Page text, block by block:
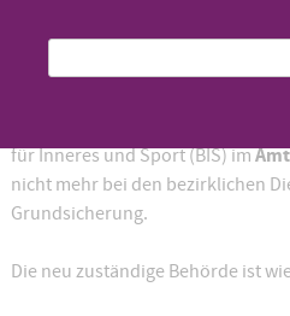
Seit dem 1. Januar 2023 liegt die
für Inneres und Sport (BIS) im
nicht mehr bei den bezirklichen
Grundsicherung.
Die neu zuständige Behörde ist